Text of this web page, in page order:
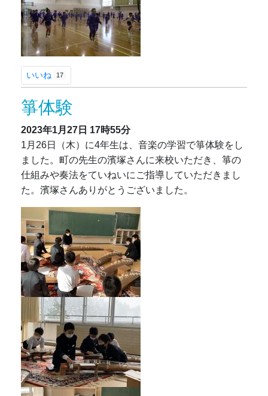
いいね 17
箏体験
2023年1月27日 17時55分
1月26日（木）に4年生は、音楽の学習で箏体験をし
ました。町の先生の濱塚さんに来校いただき、箏の
仕組みや奏法をていねいにご指導していただきまし
た。濱塚さんありがとうございました。